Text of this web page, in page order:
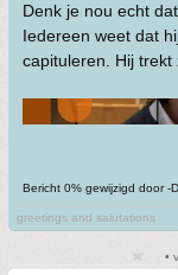
Denk je nou echt
Iedereen weet dat
capituleren. Hij trekt
Bericht 0% gewijzigd door -
greetings and salutations
•